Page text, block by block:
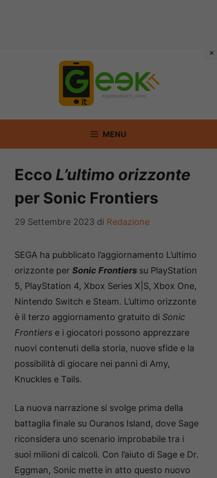
MENU
Ecco L’ultimo orizzonte
per Sonic Frontiers
29 Settembre 2023 di Redazione
SEGA ha pubblicato l’aggiornamento L’ultimo
orizzonte per Sonic Frontiers su PlayStation
5, PlayStation 4, Xbox Series X|S, Xbox One,
Nintendo Switch e Steam. L’ultimo orizzonte
è il terzo aggiornamento gratuito di Sonic
Frontiers e i giocatori possono apprezzare
nuovi contenuti della storia, nuove sfide e la
possibilità di giocare nei panni di Amy,
Knuckles e Tails.
La nuova narrazione si svolge prima della
battaglia finale su Ouranos Island, dove Sage
riconsidera uno scenario improbabile tra i
suoi milioni di calcoli. Con l’aiuto di Sage e Dr.
Eggman, Sonic mette in atto questo nuovo